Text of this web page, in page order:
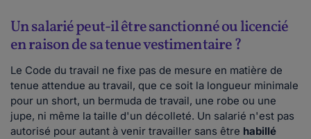
Un salarié peut-il être sanctionné ou licencié
en raison de sa tenue vestimentaire ?
Le Code du travail ne fixe pas de mesure en matière de
tenue attendue au travail, que ce soit la longueur minimale
pour un short, un bermuda de travail, une robe ou une
jupe, ni même la taille d'un décolleté. Un salarié n'est pas
autorisé pour autant à venir travailler sans être habillé